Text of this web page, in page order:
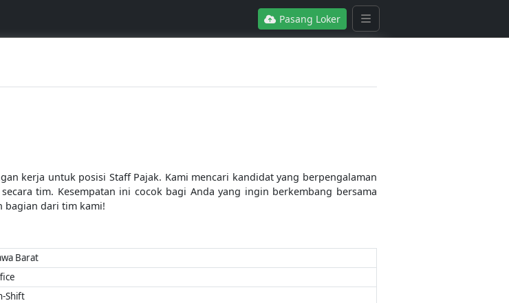
Pasang Loker
kerja untuk posisi Staff Pajak. Kami mencari kandidat yang berpengalaman
tim. Kesempatan ini cocok bagi Anda yang ingin berkembang bersama
bagian dari tim kami!
Barat
Shift